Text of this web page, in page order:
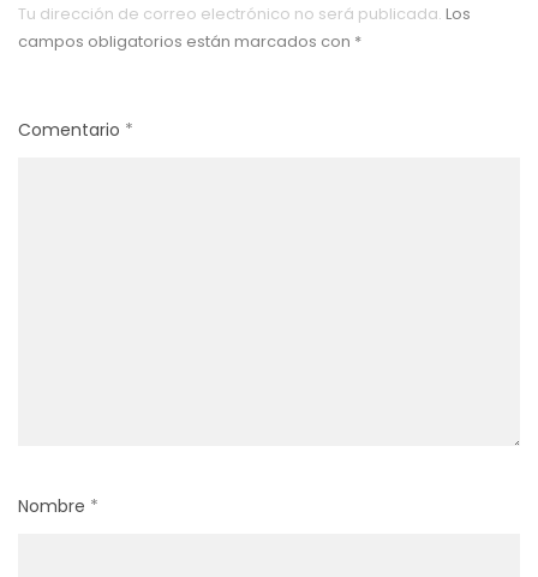
Tu dirección de correo electrónico no será publicada. Los
campos obligatorios están marcados con *
Comentario *
Nombre *